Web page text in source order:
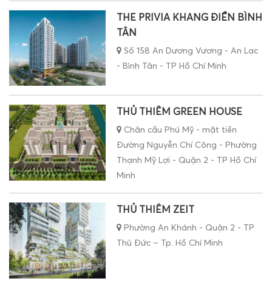
THE PRIVIA KHANG ĐIỀN BÌNH
TÂN
Số 158 An Dương Vương - An Lạc
- Bình Tân - TP Hồ Chí Minh
THỦ THIÊM GREEN HOUSE
Chân cầu Phú Mỹ - mặt tiền
Đường Nguyễn Chí Công - Phường
Thạnh Mỹ Lợi - Quận 2 - TP Hồ Chí
Minh
THỦ THIÊM ZEIT
Phường An Khánh - Quận 2 - TP
Thủ Đức – Tp. Hồ Chí Minh